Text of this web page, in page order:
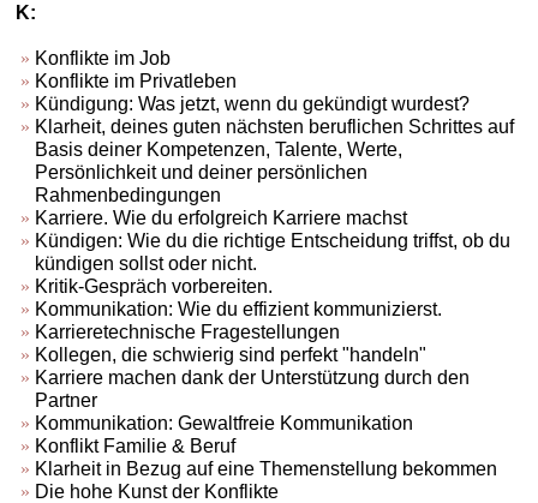
K:
Konflikte im Job
Konflikte im Privatleben
Kündigung: Was jetzt, wenn du gekündigt wurdest?
Klarheit, deines guten nächsten beruflichen Schrittes auf
Basis deiner Kompetenzen, Talente, Werte,
Persönlichkeit und deiner persönlichen
Rahmenbedingungen
Karriere. Wie du erfolgreich Karriere machst
Kündigen: Wie du die richtige Entscheidung triffst, ob du
kündigen sollst oder nicht.
Kritik-Gespräch vorbereiten.
Kommunikation: Wie du effizient kommunizierst.
Karrieretechnische Fragestellungen
Kollegen, die schwierig sind perfekt "handeln"
Karriere machen dank der Unterstützung durch den
Partner
Kommunikation: Gewaltfreie Kommunikation
Konflikt Familie & Beruf
Klarheit in Bezug auf eine Themenstellung bekommen
Die hohe Kunst der Konflikte